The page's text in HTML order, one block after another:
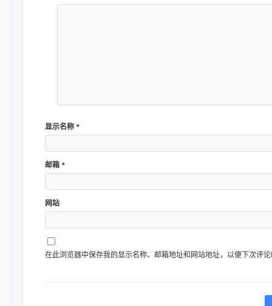
显示名称 *
邮箱 *
网站
在此浏览器中保存我的显示名称、邮箱地址和网站地址，以便下次评